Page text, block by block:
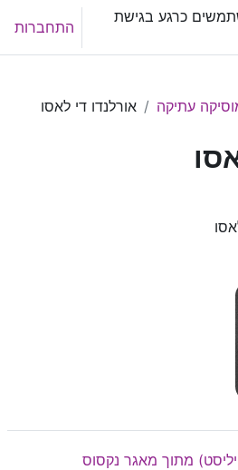
כרגע בגישת
התחברות
עתיקה אורלנדו די לאסו
מתוך מאגר נקסוסקישור לאתר